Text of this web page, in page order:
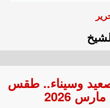
وسيناء.. طقس